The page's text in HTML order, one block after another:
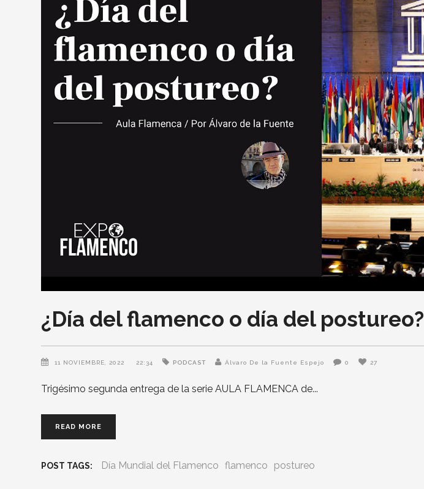
¿Día del flamenco o día del postureo?
11 NOVIEMBRE, 2022 22:34 PODCAST Álvaro De la Fuente Espejo 0 27
Trigésimo segunda entrega de la serie AULA FLAMENCA de
READ MORE
POST TAGS: Día Mundial del Flamenco flamenco postureo